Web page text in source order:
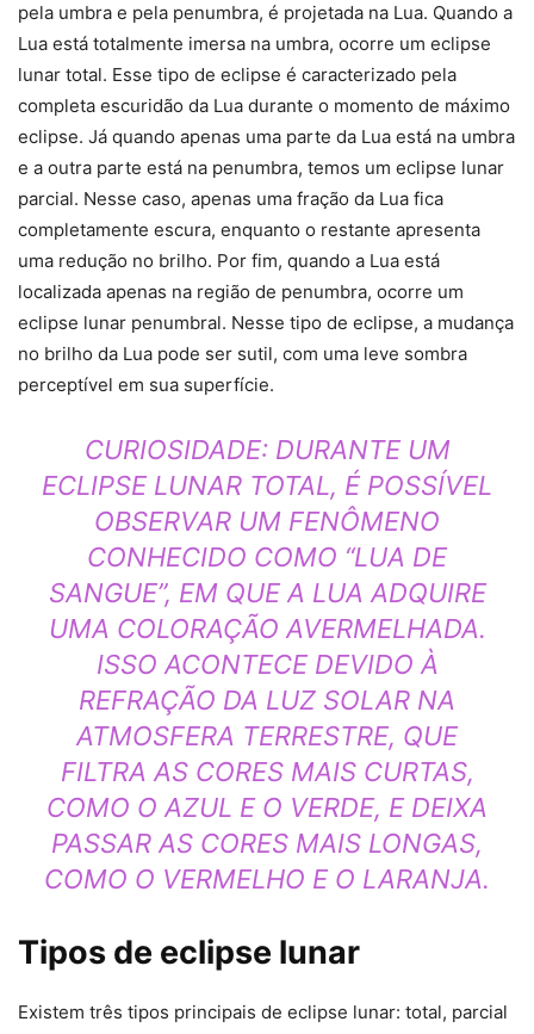
pela umbra e pela penumbra, é projetada na Lua. Quando a
Lua está totalmente imersa na umbra, ocorre um eclipse
lunar total. Esse tipo de eclipse é caracterizado pela
completa escuridão da Lua durante o momento de máximo
eclipse. Já quando apenas uma parte da Lua está na umbra
e a outra parte está na penumbra, temos um eclipse lunar
parcial. Nesse caso, apenas uma fração da Lua fica
completamente escura, enquanto o restante apresenta
uma redução no brilho. Por fim, quando a Lua está
localizada apenas na região de penumbra, ocorre um
eclipse lunar penumbral. Nesse tipo de eclipse, a mudança
no brilho da Lua pode ser sutil, com uma leve sombra
perceptível em sua superfície.
CURIOSIDADE:DURANTE UM
ECLIPSE LUNAR TOTAL, É POSSÍVEL
OBSERVAR UM FENÔMENO
CONHECIDO COMO “LUA DE
SANGUE”, EM QUE A LUA ADQUIRE
UMA COLORAÇÃO AVERMELHADA.
ISSO ACONTECE DEVIDO À
REFRAÇÃO DA LUZ SOLAR NA
ATMOSFERA TERRESTRE, QUE
FILTRA AS CORES MAIS CURTAS,
COMO O AZUL E O VERDE, E DEIXA
PASSAR AS CORES MAIS LONGAS,
COMO O VERMELHO E O LARANJA.
Tipos de eclipse lunar
Existem três tipos principais de eclipse lunar: total, parcial